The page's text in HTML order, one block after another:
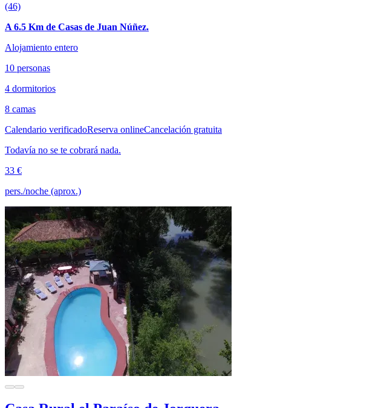
(46)
A 6.5 Km de Casas de Juan Núñez.
Alojamiento entero
10 personas
4 dormitorios
8 camas
Calendario verificadoReserva onlineCancelación gratuita
Todavía no se te cobrará nada.
33 €
pers./noche (aprox.)